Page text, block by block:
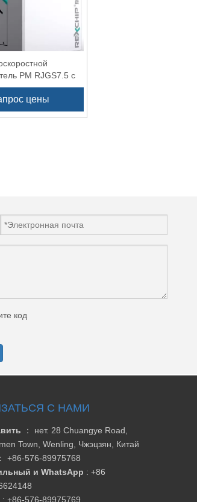
PM RJGS7.5 с
цены
С НАМИ
： нет. 28 Chuangye Road,
Town, Wenling, Чжэцзян, Китай
： +86-576-89975768
и WhatsApp : +86
: +86-576-89975769